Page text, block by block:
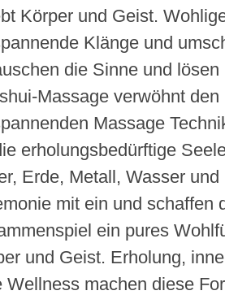
Körper und Geist.
Klänge und
die Sinne und
Massage verwöhnt den
Massage
erholungsbedürftige
Erde, Metall, Wasser
mit ein und schaffen
ein pures
und Geist. Erholung,
Wellness machen diese